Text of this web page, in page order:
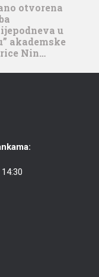
otvorena
u
akademske
Nin…